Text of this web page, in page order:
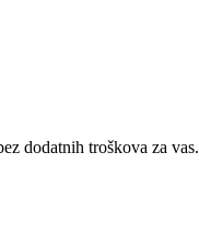
dodatnih troškova za vas.